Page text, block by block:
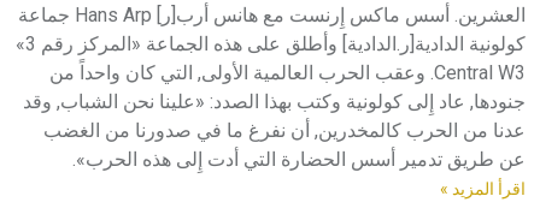
العشرين. أسس ماكس إِرنست مع هانس أرب[ر] Hans Arp جماعة
كولونية الدادية[ر.الدادية] وأطلق على هذه الجماعة «المركز رقم 3»
Central W3. وعقب الحرب العالمية الأولى, التي كان واحداً من
جنودها, عاد إِلى كولونية وكتب بهذا الصدد: «علينا نحن الشباب, وقد
عدنا من الحرب كالمخدرين, أن نفرغ ما في صدورنا من الغضب
عن طريق تدمير أسس الحضارة التي أدت إِلى هذه الحرب».
اقرأ المزيد »